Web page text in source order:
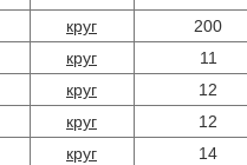
круг
200
круг
11
круг
12
круг
12
круг
14